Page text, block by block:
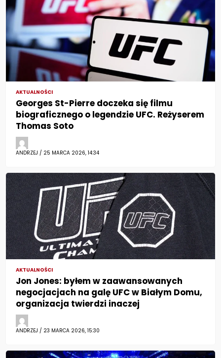
AKTUALNOŚCI
Georges St-Pierre doczeka się filmu
biograficznego o legendzie UFC. Reżyserem
Thomas Soto
ANDRZEJ / 25 MARCA 2026, 14:34
AKTUALNOŚCI
Jon Jones: byłem w zaawansowanych
negocjacjach na galę UFC w Białym Domu,
organizacja twierdzi inaczej
ANDRZEJ / 23 MARCA 2026, 15:30